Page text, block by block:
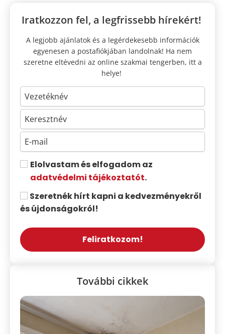
Iratkozzon fel, a legfrissebb hírekért!
A legjobb ajánlatok és a legérdekesebb információk
egyenesen a postafiókjában landolnak! Ha nem
szeretne eltévedni az online szakmai tengerben, itt a
helye!
Elolvastam és elfogadom az
adatvédelmi tájékoztatót.
Szeretnék hírt kapni a kedvezményekről
és újdonságokról!
Feliratkozom!
További cikkek